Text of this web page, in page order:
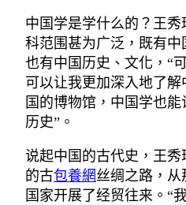
中国学是学什么的？王
科范围甚为广泛，既有中
也有中国历史、文化，“
可以让我更加深入地了
国的博物馆，中国学也
历史”。
说起中国的古代史，王秀
的古包養網丝绸之路，从
国家开展了经贸往来。“